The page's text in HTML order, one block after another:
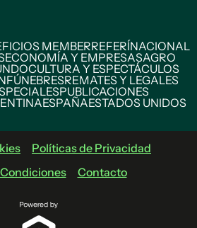
MEMBERREFERÍNACIONAL
ECONOMÍA Y EMPRESASAGRO
CULTURA Y ESPECTÁCULOS
FÚNEBRESREMATES Y LEGALES
PUBLICACIONES
ESPAÑAESTADOS UNIDOS
Políticas de Privacidad
Contacto